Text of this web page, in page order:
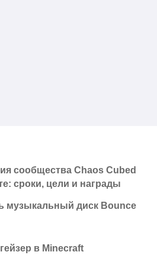
сообщества Chaos Cubed
сроки, цели и награды
музыкальный диск Bounce
в Minecraft